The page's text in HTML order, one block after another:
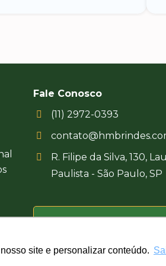
site e personalizar conteúdo.
site e personalizar conteúdo.
Fale Conosco
(11) 2972-0393
R. Filipe da Silva, 130,
Paulista - São Paulo, SP
Uma empresa